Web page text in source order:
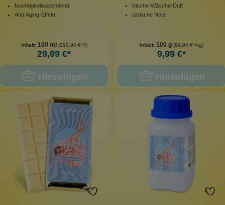
feuchtigkeitsspendend
Anti-Aging-Effekt
Inhalt: 100 ml (299,90 €*/l)
29,99 €*
Hinzufügen
frische-Wäsche-Duft
zitrische Note
Inhalt: 100 g (99,90 €*/kg)
9,99 €*
Hinzufügen